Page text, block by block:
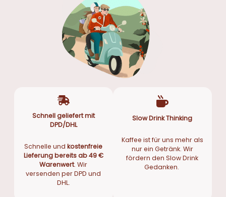
Schnell geliefert mit
DPD/DHL
Schnelle undkostenfreie
Lieferung bereits ab 49 €
Warenwert. Wir
versenden per DPD und
DHL.
Slow Drink Thinking
Kaffee ist für uns mehr als
nur ein Getränk. Wir
fördern den Slow Drink
Gedanken.